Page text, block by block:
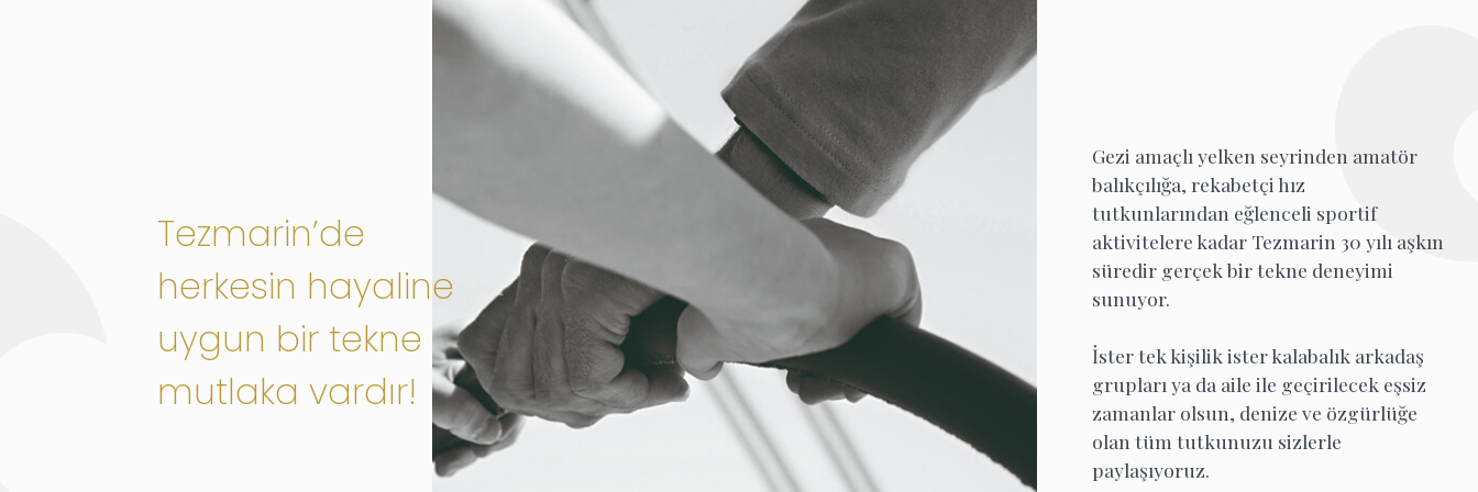
Oceanis 52
Swift Trawler 54 -
BWA Boats - Salone
Nautico di Genova
2025
Tezmarin’de
herkesin hayaline
uygun bir tekne
mutlaka vardır!
Gezi amaçlı yelken seyrinden amatör
balıkçılığa, rekabetçi hız
tutkunlarından eğlenceli sportif
aktivitelere kadar Tezmarin 30 yılı aşkın
süredir gerçek bir tekne deneyimi
sunuyor.
İster tek kişilik ister kalabalık arkadaş
grupları ya da aile ile geçirilecek eşsiz
zamanlar olsun, denize ve özgürlüğe
olan tüm tutkunuzu sizlerle
paylaşıyoruz.